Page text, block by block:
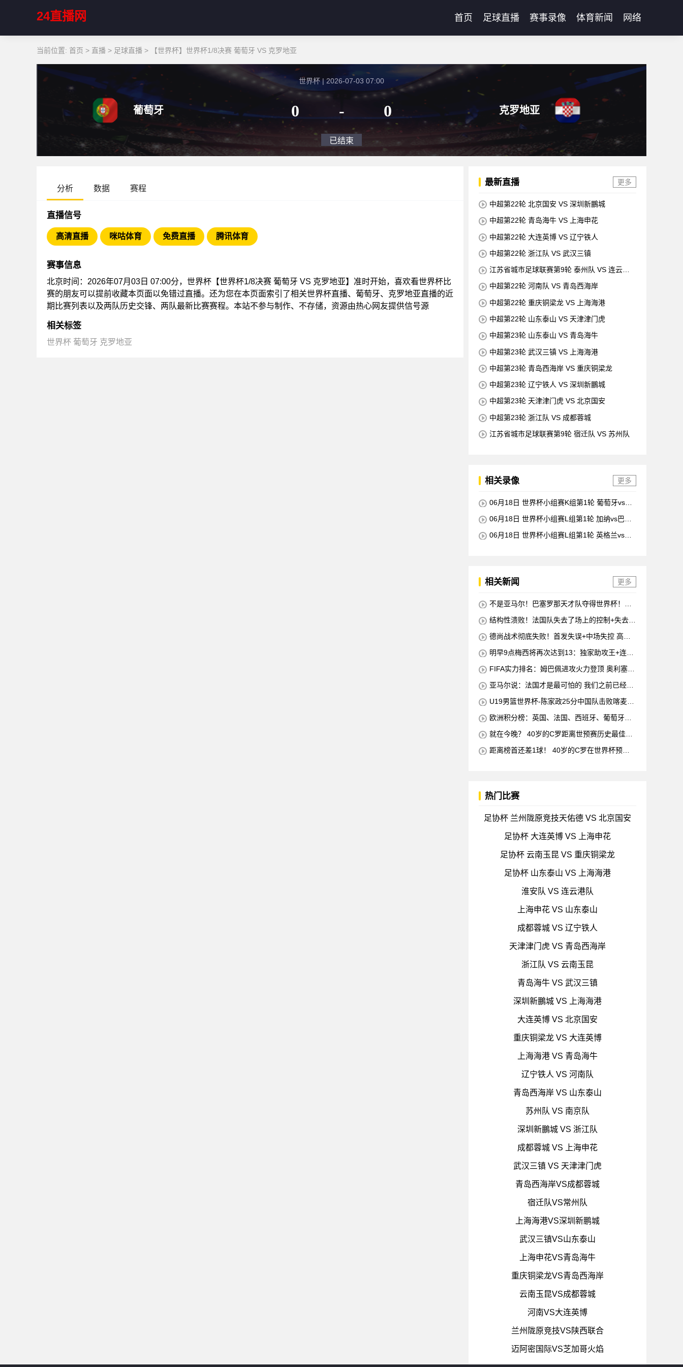
24直播网 首页 足球直播 赛事录像 体育新闻 网络
当前位置: 首页 > 直播 > 足球直播 > 【世界杯】世界杯1/8决赛 葡萄牙 VS 克罗地亚
葡萄牙
世界杯 | 2026-07-03 07:00
0 - 0
已结束
克罗地亚
分析 数据 赛程
直播信号
高清直播 咪咕体育 免费直播 腾讯体育
赛事信息
北京时间：2026年07月03日 07:00分，世界杯【世界杯1/8决赛 葡萄牙 VS 克罗地亚】准时开始，喜欢看世界杯比
赛的朋友可以提前收藏本页面以免错过直播。还为您在本页面索引了相关世界杯直播、葡萄牙、克罗地亚直播的近
期比赛列表以及两队历史交锋、两队最新比赛赛程。本站不参与制作、不存储，资源由热心网友提供信号源
相关标签
世界杯 葡萄牙 克罗地亚
最新直播 更多
中超第22轮 北京国安 VS 深圳新鵬城
中超第22轮 青岛海牛 VS 上海申花
中超第22轮 大连英博 VS 辽宁铁人
中超第22轮 浙江队 VS 武汉三镇
江苏省城市足球联赛第9轮 泰州队 VS 连云港
中超第22轮 河南队 VS 青岛西海岸
中超第22轮 重庆铜梁龙 VS 上海海港
中超第22轮 山东泰山 VS 天津津门虎
中超第23轮 山东泰山 VS 青岛海牛
中超第23轮 武汉三镇 VS 上海海港
中超第23轮 青岛西海岸 VS 重庆铜梁龙
中超第23轮 辽宁铁人 VS 深圳新鵬城
中超第23轮 天津津门虎 VS 北京国安
中超第23轮 浙江队 VS 成都蓉城
江苏省城市足球联赛第9轮 宿迁队 VS 苏州队
相关录像 更多
06月18日 世界杯小组赛K组第1轮 葡萄牙vs民
06月18日 世界杯小组赛L组第1轮 加纳vs巴拿
06月18日 世界杯小组赛L组第1轮 英格兰vs克
相关新闻 更多
不是亚马尔！巴塞罗那天才队夺得世界杯！半
结构性溃败！法国队失去了场上的控制+失去了
德尚战术彻底失败！首发失误+中场失控 高前
明早9点梅西将再次达到13：独家助攻王+连续
FIFA实力排名：姆巴佩进攻火力登顶 奥利塞创
亚马尔说：法国才是最可怕的 我们之前已经消
U19男篮世界杯-陈家政25分中国队击败喀麦隆
欧洲积分榜：英国、法国、西班牙、葡萄牙状
就在今晚？ 40岁的C罗距离世预赛历史最佳射
录
距离榜首还差1球！ 40岁的C罗在世界杯预赛
热门比赛
足协杯 兰州陇原竞技天佑德 VS 北京国安
足协杯 大连英博 VS 上海申花
足协杯 云南玉昆 VS 重庆铜梁龙
足协杯 山东泰山 VS 上海海港
淮安队 VS 连云港队
上海申花 VS 山东泰山
成都蓉城 VS 辽宁铁人
天津津门虎 VS 青岛西海岸
浙江队 VS 云南玉昆
青岛海牛 VS 武汉三镇
深圳新鵬城 VS 上海海港
大连英博 VS 北京国安
重庆铜梁龙 VS 大连英博
上海海港 VS 青岛海牛
辽宁铁人 VS 河南队
青岛西海岸 VS 山东泰山
苏州队 VS 南京队
深圳新鵬城 VS 浙江队
成都蓉城 VS 上海申花
武汉三镇 VS 天津津门虎
青岛西海岸VS成都蓉城
宿迁队VS常州队
上海海港VS深圳新鹏城
武汉三镇VS山东泰山
上海申花VS青岛海牛
重庆铜梁龙VS青岛西海岸
云南玉昆VS成都蓉城
河南VS大连英博
兰州陇原竞技VS陕西联合
迈阿密国际VS芝加哥火焰